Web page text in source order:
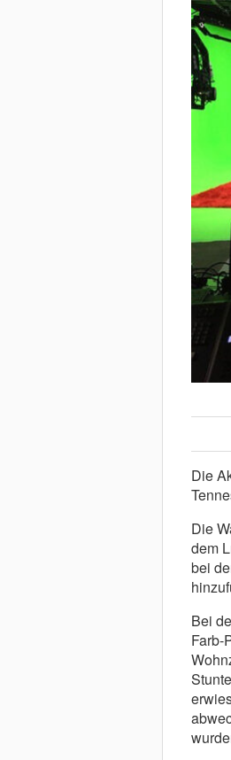
Die
Die
dem
bei
Bei
Farb-